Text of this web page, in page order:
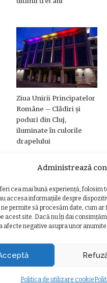
Administrează
cea mai bună experiență,
accesa informațiile despre
permite să procesăm date, cum
acest site. Dacă nu îți dai
afecte negative asupra unor
Politica de utilizare cookie
Ziua Unirii Principatelor
Române – Clădiri și
poduri din Cluj,
iluminate în culorile
drapelului
COOKIE